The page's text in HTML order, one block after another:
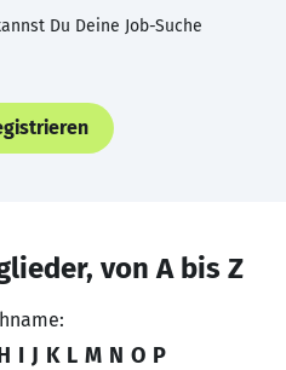
Du Deine Job-Suche
von A bis Z
I J K L M N O P